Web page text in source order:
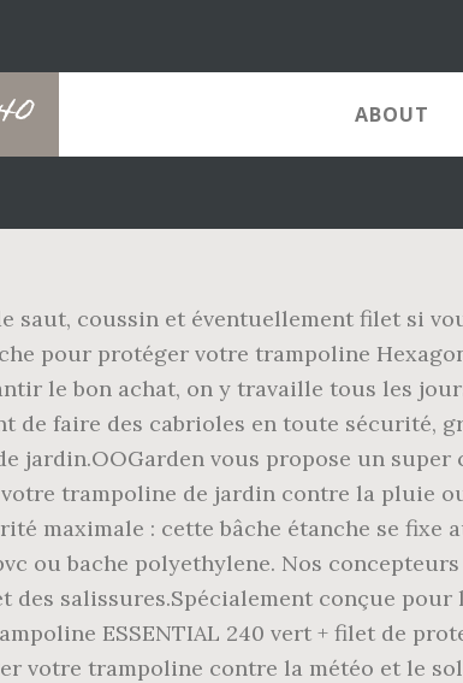
ABOUT
saut, coussin et éventuellement filet si
pour protéger votre trampoline
le bon achat, on y travaille tous les
faire des cabrioles en toute sécurité,
jardin.OOGarden vous propose un
trampoline de jardin contre la pluie
maximale : cette bâche étanche se fixe
ou bache polyethylene. Nos
salissures.Spécialement conçue pour
ESSENTIAL 240 vert + filet de
votre trampoline contre la météo et le